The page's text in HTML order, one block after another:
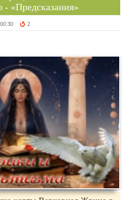
- «Предсказания»
2